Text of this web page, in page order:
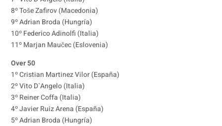
8º Toše Zafirov (Macedonia)
9º Adrian Broda (Hungría)
10º Federico Adinolfi (Italia)
11º Marjan Maučec (Eslovenia)
Over 50
1º Cristian Martinez Vilor (España)
2º Vito D`Angelo (Italia)
3º Reiner Coffa (Italia)
4º Javier Ruiz Arena (España)
5º Adrian Broda (Hungría)